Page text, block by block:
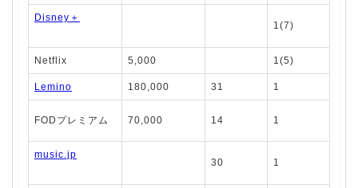
Disney＋
1(7)
Netflix 5,000 1(5)
Lemino 180,000 31 1
FODプレミアム 70,000 14 1
music.jp
30 1